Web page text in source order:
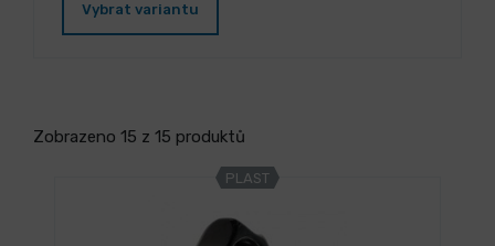
Vybrat variantu
Zobrazeno 15 z 15 produktů
PLAST